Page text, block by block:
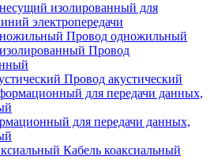
изолированный для
электропередачи
Провод одножильный
Провод
Провод акустический
для передачи данных,
Кабель коаксиальный